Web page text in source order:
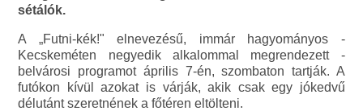
sétálók.
A „Futni-kék!" elnevezésű, immár hagyományos -
Kecskeméten negyedik alkalommal megrendezett -
belvárosi programot április 7-én, szombaton tartják. A
futókon kívül azokat is várják, akik csak egy jókedvű
délutánt szeretnének a főtéren eltölteni.